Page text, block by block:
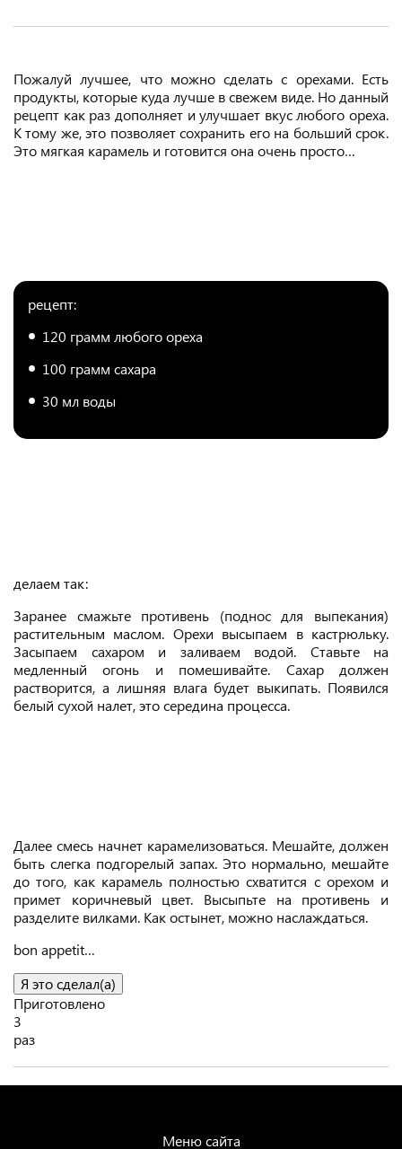
Пожалуй лучшее, что можно сделать с орехами. Есть
продукты, которые куда лучше в свежем виде. Но данный
рецепт как раз дополняет и улучшает вкус любого ореха.
К тому же, это позволяет сохранить его на больший срок.
Это мягкая карамель и готовится она очень просто…
рецепт:
120 грамм любого ореха
100 грамм сахара
30 мл воды
делаем так:
Заранее смажьте противень (поднос для выпекания)
растительным маслом. Орехи высыпаем в кастрюльку.
Засыпаем сахаром и заливаем водой. Ставьте на
медленный огонь и помешивайте. Сахар должен
растворится, а лишняя влага будет выкипать. Появился
белый сухой налет, это середина процесса.
Далее смесь начнет карамелизоваться. Мешайте, должен
быть слегка подгорелый запах. Это нормально, мешайте
до того, как карамель полностью схватится с орехом и
примет коричневый цвет. Высыпьте на противень и
разделите вилками. Как остынет, можно наслаждаться.
bon appetit…
Я это сделал(а)
Приготовлено
3
раз
Меню сайта